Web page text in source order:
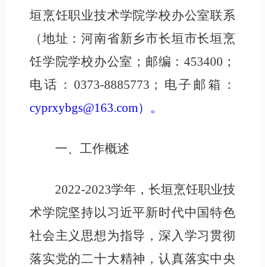
垣烹饪职业技术学院学校办公室联系
（地址：河南省新乡市长垣市长垣烹
饪学院学校办公室 ；邮编： 453400 ；
电话： 0373-8885773 ；电子邮箱：
cyprxybgs@163.com） 。
一、 工作概述
2022-2023学年，长垣烹饪职业技
术学院坚持以习近平新时代中国特色
社会主义思想为指导，深入学习贯彻
落实党的二十大精神，认真落实中央